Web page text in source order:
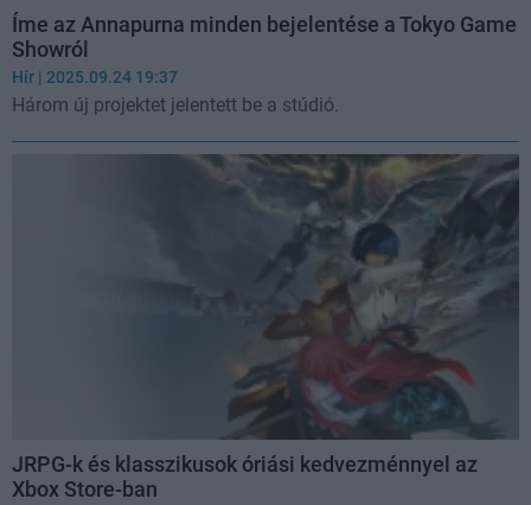
Íme az Annapurna minden bejelentése a Tokyo Game
Showról
Hír | 2025.09.24 19:37
Három új projektet jelentett be a stúdió.
JRPG-k és klasszikusok óriási kedvezménnyel az
Xbox Store-ban